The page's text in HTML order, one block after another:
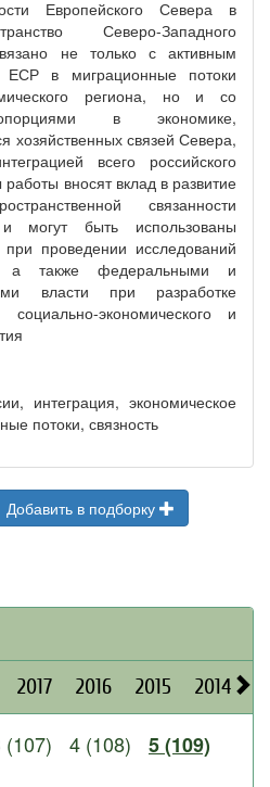
Европейского Севера в
Северо-Западного
не только с активным
ЕСР в миграционные потоки
региона, но и со
в экономике,
хозяйственных связей Севера,
всего российского
работы вносят вклад в развитие
связанности
могут быть использованы
проведении исследований
а также федеральными и
власти при разработке
экономического и
интеграция, экономическое
потоки, связность
Добавить в подборку
2017 2016 2015 2014
(107) 4 (108)
5 (109)